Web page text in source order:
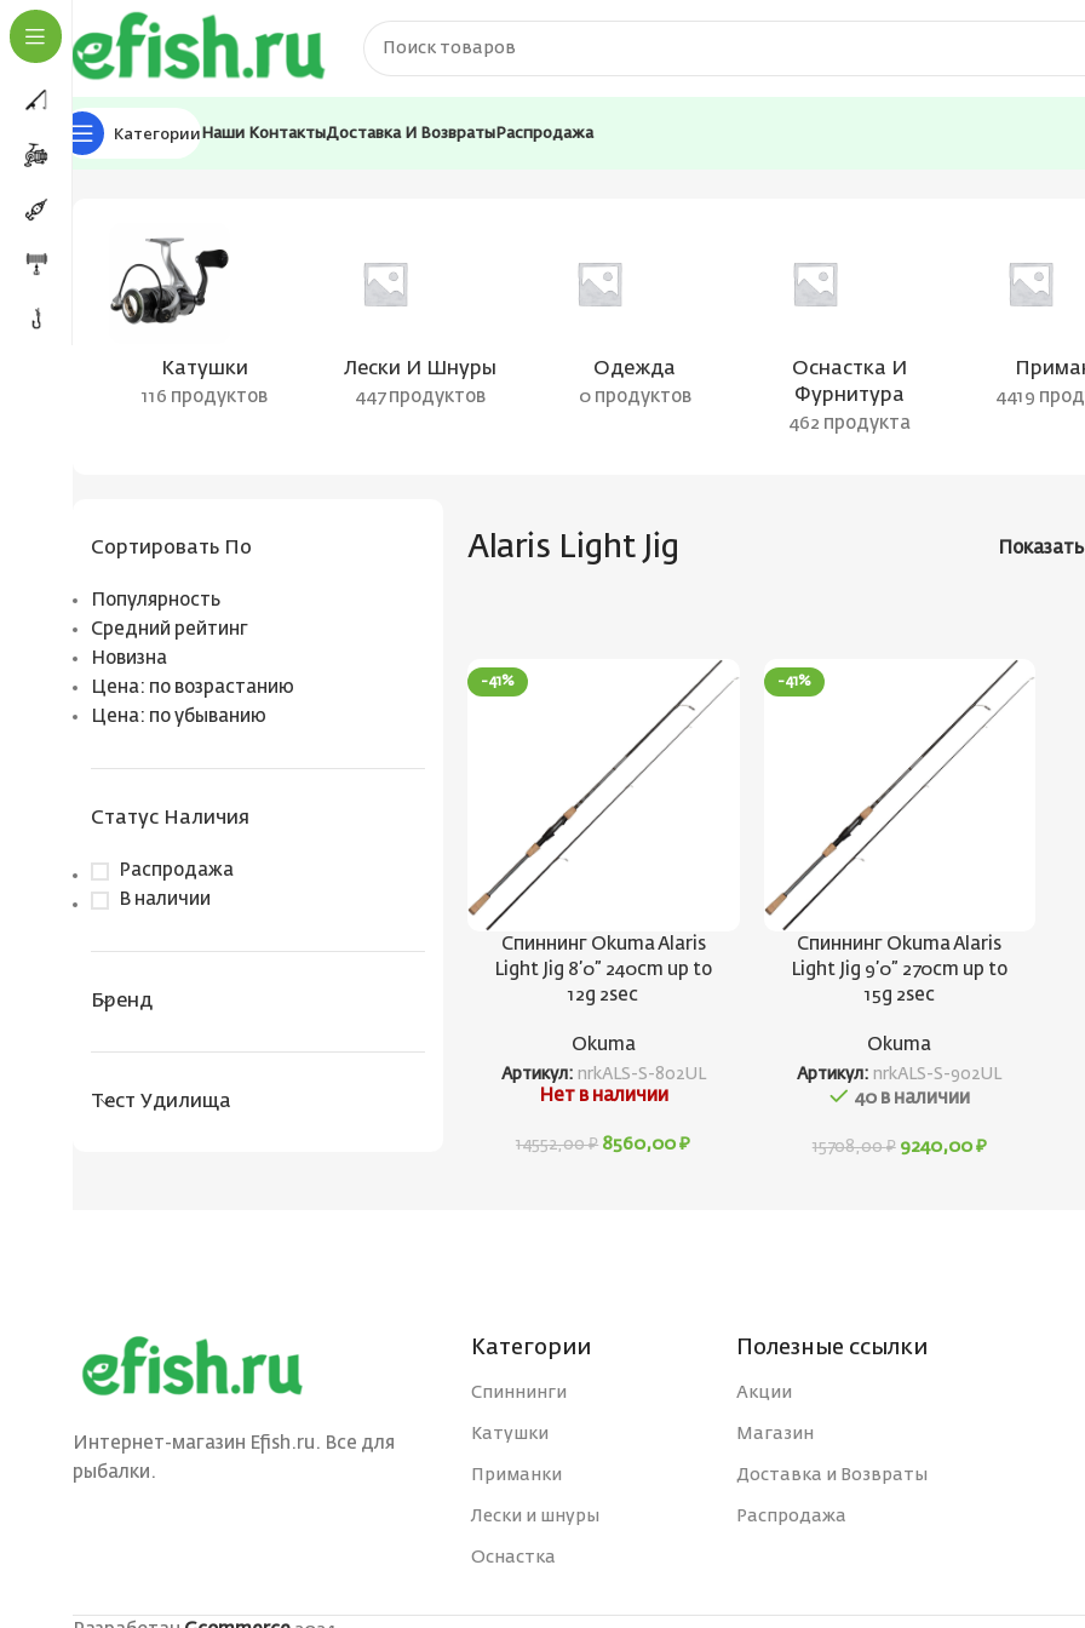
Категории Наши КонтактыДоставка И Возвраты Распродажа
Главная Товары с меткой “Alaris Light Jig”
Катушки
116 продуктов
Лески И Шнуры
447 продуктов
Одежда
0 продуктов
Оснастка И
Фурнитура
462 продукта
4419
Сортировать По
Популярность
Средний рейтинг
Новизна
Цена: по возрастанию
Цена: по убыванию
Статус Наличия
Распродажа
В наличии
Бренд
Тест Удилища
Alaris Light Jig Показать
-41%
Спиннинг Okuma Alaris
Light Jig 8’0” 240cm up to
12g 2sec
Okuma
Артикул: nrkALS-S-802UL
Нет в наличии
14552,00₽ 8560,00₽
-41%
Спиннинг Okuma Alaris
Light Jig 9’0” 270cm up to
15g 2sec
Okuma
Артикул:nrkALS-S-902UL
40 в наличии
15708,00₽ 9240,00 ₽
Интернет-магазин Efish.ru. Все для
рыбалки.
Категории
Спиннинги
Катушки
Приманки
Лески и шнуры
Оснастка
Полезные ссылки
Акции
Магазин
Доставка и Возвраты
Распродажа